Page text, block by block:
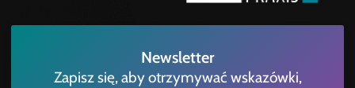
Newsletter
Zapisz się, aby otrzymywać wskazówki,